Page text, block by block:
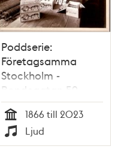
Poddserie:
Företagsamma
Stockholm -
Bondegatan 59,
Barnängen
Tid
1866 till 2023
Typ
Ljud